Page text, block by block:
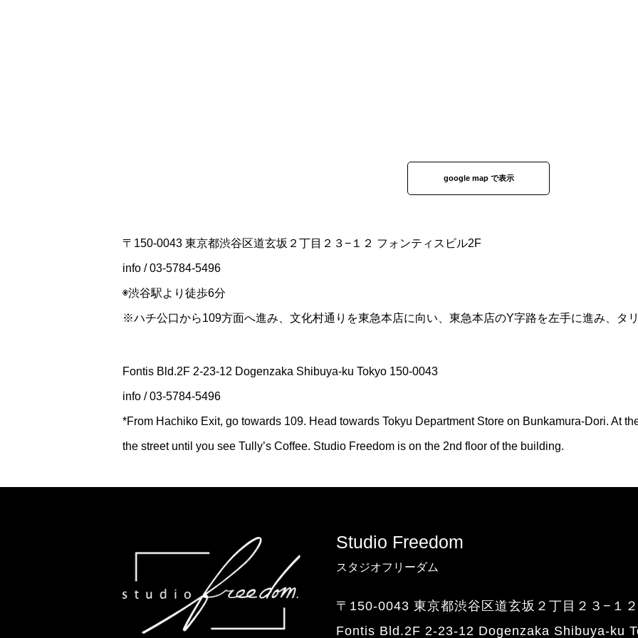
google map で表示
〒150-0043 東京都渋谷区道玄坂２丁目２３−１２ フォンティスビル2F
info / 03-5784-5496
◉渋谷駅より徒歩6分
※ハチ公口から109方面へ進み、文化村通りを東急本店に向い、東急本店のY字路を左手に進み、タ
Fontis Bld.2F 2-23-12 Dogenzaka Shibuya-ku Tokyo 150-0043
info / 03-5784-5496
*From Hachiko Exit, go towards 109. Head towards Tokyu Department Store on Bunkamura-Dori. At
the street until you see Tully’s Coffee. Studio Freedom is on the 2nd floor of the building.
Studio Freedom
スタジオフリーダム
〒150-0043 東京都渋谷区道玄坂２丁目２３−１
Fontis Bld.2F 2-23-12 Dogenzaka Shibuya-ku